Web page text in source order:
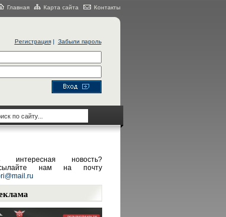
Главная Карта сайта Контакты
Регистрация| Забыли пароль
интересная новость?
нам на почту